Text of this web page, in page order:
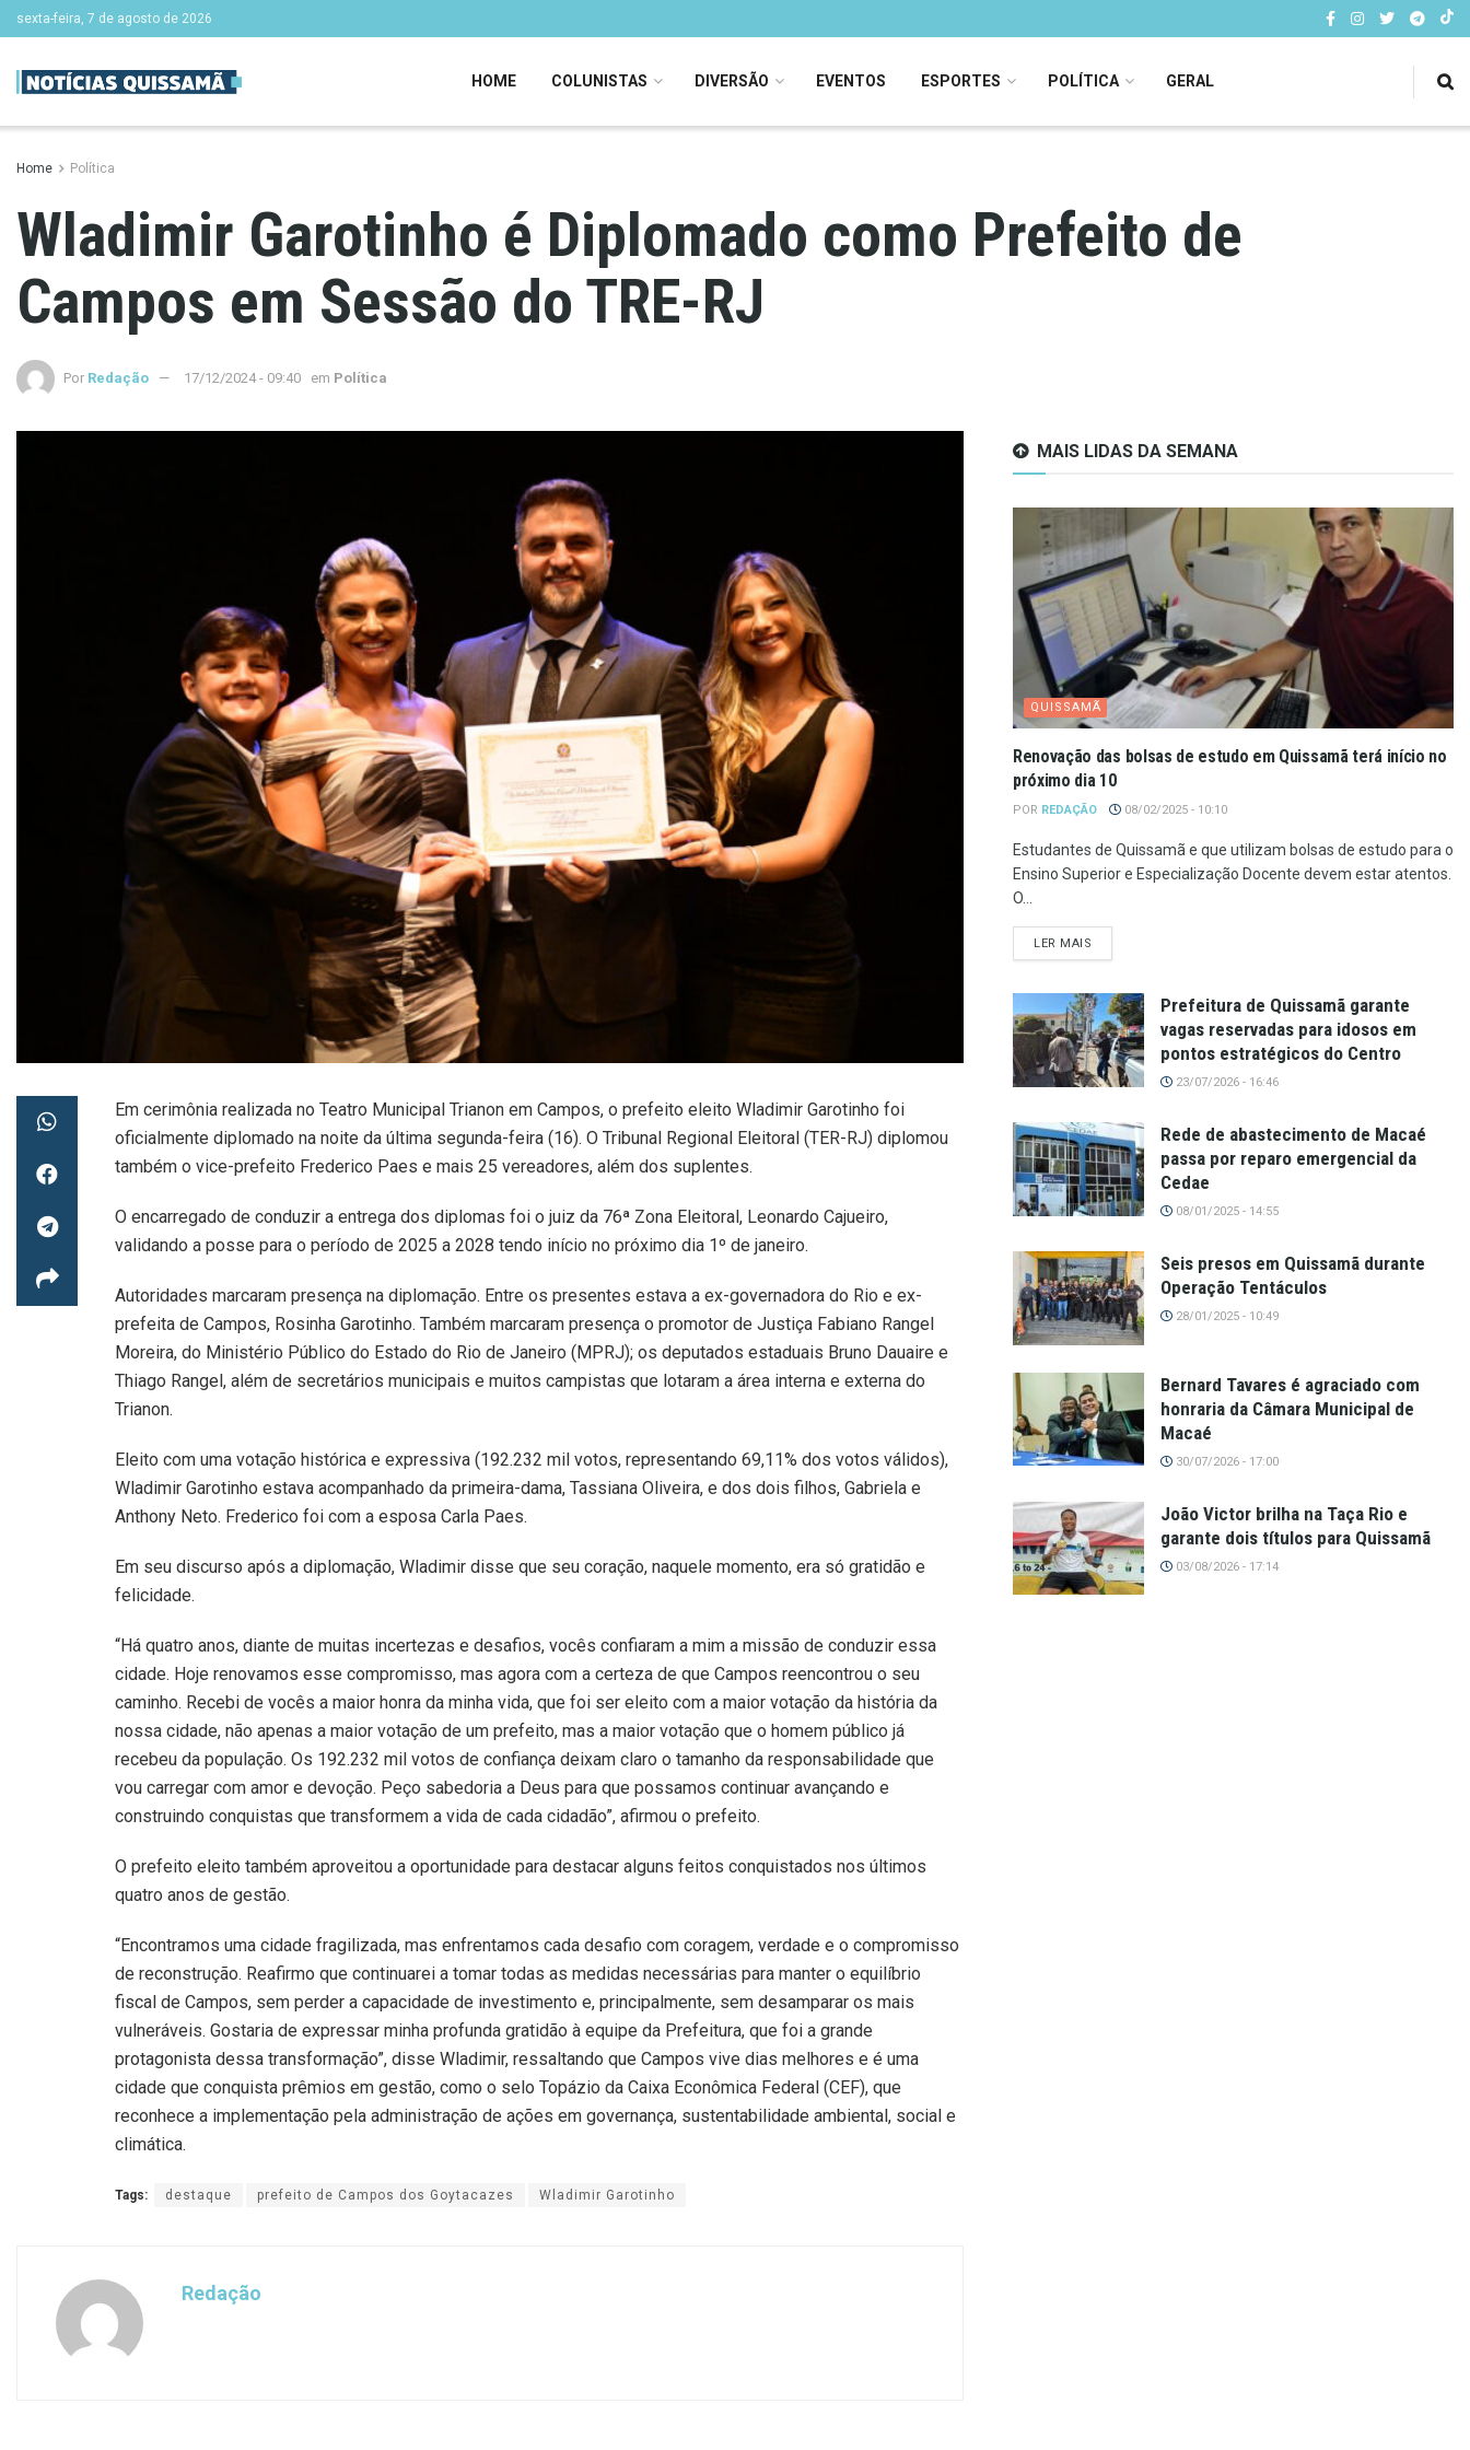
sexta-feira, 7 de agosto de 2026
HOME COLUNISTAS DIVERSÃO EVENTOS ESPORTES POLÍTICA GERAL
Home Política
Wladimir Garotinho é Diplomado como Prefeito de
Campos em Sessão do TRE-RJ
Por Redação 17/12/2024 - 09:40 em Política
Em cerimônia realizada no Teatro Municipal Trianon em Campos, o prefeito eleito Wladimir Garotinho foi
oficialmente diplomado na noite da última segunda-feira (16). O Tribunal Regional Eleitoral (TER-RJ) diplomou
também o vice-prefeito Frederico Paes e mais 25 vereadores, além dos suplentes.
O encarregado de conduzir a entrega dos diplomas foi o juiz da 76ª Zona Eleitoral, Leonardo Cajueiro,
validando a posse para o período de 2025 a 2028 tendo início no próximo dia 1º de janeiro.
Autoridades marcaram presença na diplomação. Entre os presentes estava a ex-governadora do Rio e ex-
prefeita de Campos, Rosinha Garotinho. Também marcaram presença o promotor de Justiça Fabiano Rangel
Moreira, do Ministério Público do Estado do Rio de Janeiro (MPRJ); os deputados estaduais Bruno Dauaire e
Thiago Rangel, além de secretários municipais e muitos campistas que lotaram a área interna e externa do
Trianon.
Eleito com uma votação histórica e expressiva (192.232 mil votos, representando 69,11% dos votos válidos),
Wladimir Garotinho estava acompanhado da primeira-dama, Tassiana Oliveira, e dos dois filhos, Gabriela e
Anthony Neto. Frederico foi com a esposa Carla Paes.
Em seu discurso após a diplomação, Wladimir disse que seu coração, naquele momento, era só gratidão e
felicidade.
“Há quatro anos, diante de muitas incertezas e desafios, vocês confiaram a mim a missão de conduzir essa
cidade. Hoje renovamos esse compromisso, mas agora com a certeza de que Campos reencontrou o seu
caminho. Recebi de vocês a maior honra da minha vida, que foi ser eleito com a maior votação da história da
nossa cidade, não apenas a maior votação de um prefeito, mas a maior votação que o homem público já
recebeu da população. Os 192.232 mil votos de confiança deixam claro o tamanho da responsabilidade que
vou carregar com amor e devoção. Peço sabedoria a Deus para que possamos continuar avançando e
construindo conquistas que transformem a vida de cada cidadão”, afirmou o prefeito.
O prefeito eleito também aproveitou a oportunidade para destacar alguns feitos conquistados nos últimos
quatro anos de gestão.
“Encontramos uma cidade fragilizada, mas enfrentamos cada desafio com coragem, verdade e o compromisso
de reconstrução. Reafirmo que continuarei a tomar todas as medidas necessárias para manter o equilíbrio
fiscal de Campos, sem perder a capacidade de investimento e, principalmente, sem desamparar os mais
vulneráveis. Gostaria de expressar minha profunda gratidão à equipe da Prefeitura, que foi a grande
protagonista dessa transformação”, disse Wladimir, ressaltando que Campos vive dias melhores e é uma
cidade que conquista prêmios em gestão, como o selo Topázio da Caixa Econômica Federal (CEF), que
reconhece a implementação pela administração de ações em governança, sustentabilidade ambiental, social e
climática.
Tags: destaque prefeito de Campos dos Goytacazes Wladimir Garotinho
Redação
MAIS LIDAS DA SEMANA
QUISSAMÃ
Renovação das bolsas de estudo em Quissamã terá início no
próximo dia 10
POR REDAÇÃO 08/02/2025 - 10:10
Estudantes de Quissamã e que utilizam bolsas de estudo para o
Ensino Superior e Especialização Docente devem estar atentos.
O...
LER MAIS
Prefeitura de Quissamã garante
vagas reservadas para idosos em
pontos estratégicos do Centro
23/07/2026 - 16:46
Rede de abastecimento de Macaé
passa por reparo emergencial da
Cedae
08/01/2025 - 14:55
Seis presos em Quissamã durante
Operação Tentáculos
28/01/2025 - 10:49
Bernard Tavares é agraciado com
honraria da Câmara Municipal de
Macaé
30/07/2026 - 17:00
João Victor brilha na Taça Rio e
garante dois títulos para Quissamã
03/08/2026 - 17:14